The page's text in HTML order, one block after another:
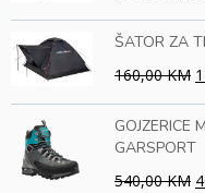
ŠATOR ZA
160,00 KM
GOJZERICE
GARSPORT
540,00 KM